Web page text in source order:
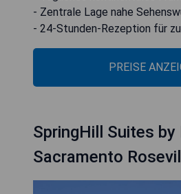
- Zentrale Lage nahe
- 24-Stunden-Rezeption für
PREISE
SpringHill Suites
Sacramento